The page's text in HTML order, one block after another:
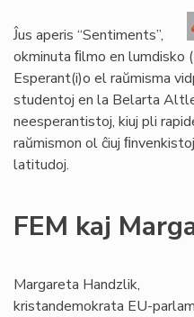
Ĵus aperis “Sentiments”,
okminuta ﬁlmo en lumdisko
Esperant(i)o el raŭmisma
studentoj en la Belarta
neesperantistoj, kiuj pli
raŭmismon ol ĉiuj
latitudoj.
FEM kaj
Margareta Handzlik,
kristandemokrata EU-